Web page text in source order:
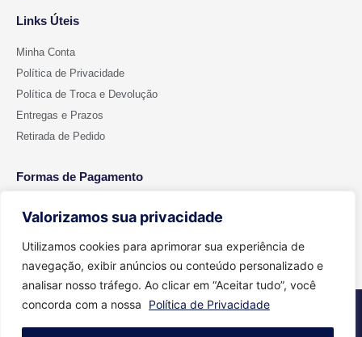
Valorizamos sua privacidade
Utilizamos cookies para aprimorar sua experiência de
navegação, exibir anúncios ou conteúdo personalizado e
analisar nosso tráfego. Ao clicar em “Aceitar tudo”, você
concorda com a nossa
Política de Privacidade
Links Úteis
Minha Conta
Política de Privacidade
Política de Troca e Devolução
Entregas e Prazos
Retirada de Pedido
Formas de Pagamento
2026 © Todos os direitos reservados - Cut Color | CNPJ 15.699.612/0001-